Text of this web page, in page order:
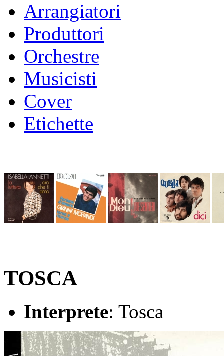
Arrangiatori
Produttori
Orchestre
Musicisti
Cover
Etichette
TOSCA
Interprete: Tosca